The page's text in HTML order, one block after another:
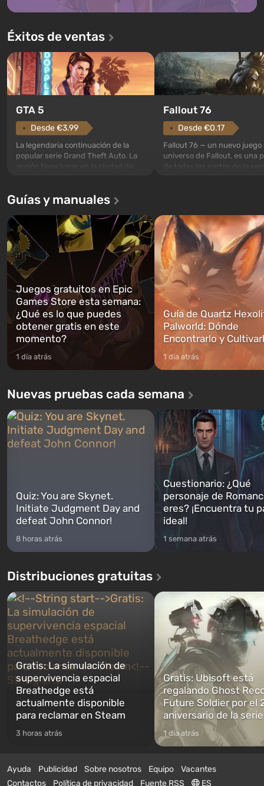
Éxitos de ventas
GTA 5
Desde €3.99
La legendaria continuación de la
popular serie Grand Theft Auto. La
acción tiene lugar en la ciudad de
primera vez, el juego contará la
historia de tres personajes: Michael,
Trevor y Franklin, entre los cuales
podrás cambi...
Fallout 76
Desde €0.17
Fallout 76 — un nuevo juego
universo de Fallout, es una
de todas las partes de la
abrirse primero después de
caigan las bombas n...
Guías y manuales
Juegos gratuitos en Epic
Games Store esta semana:
¿Qué es lo que puedes
obtener gratis en este
momento?
1 día atrás
Guía de Quartz
Palworld: Dónde
Encontrarlo y
1 día atrás
Nuevas pruebas cada semana
Quiz: You are Skynet.
Initiate Judgment Day and
defeat John Connor!
8 horas atrás
Cuestionario: ¿Qué
personaje de
eres? ¡Encuentra tu
ideal!
1 semana atrás
Distribuciones gratuitas
Gratis: La simulación de
supervivencia espacial
Breathedge está
actualmente disponible
para reclamar en Steam
3 horas atrás
Gratis: Ubisoft está
regalando Ghost
Future Soldier por el
aniversario de la serie
1 día atrás
Ayuda Publicidad Sobre nosotros Equipo
Vacantes
Contactos
Política de privacidad Fuente RSS ES